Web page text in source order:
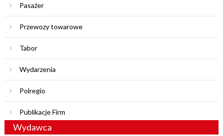
Pasażer
Przewozy towarowe
Tabor
Wydarzenia
Polregio
Publikacje Firm
Wydawca